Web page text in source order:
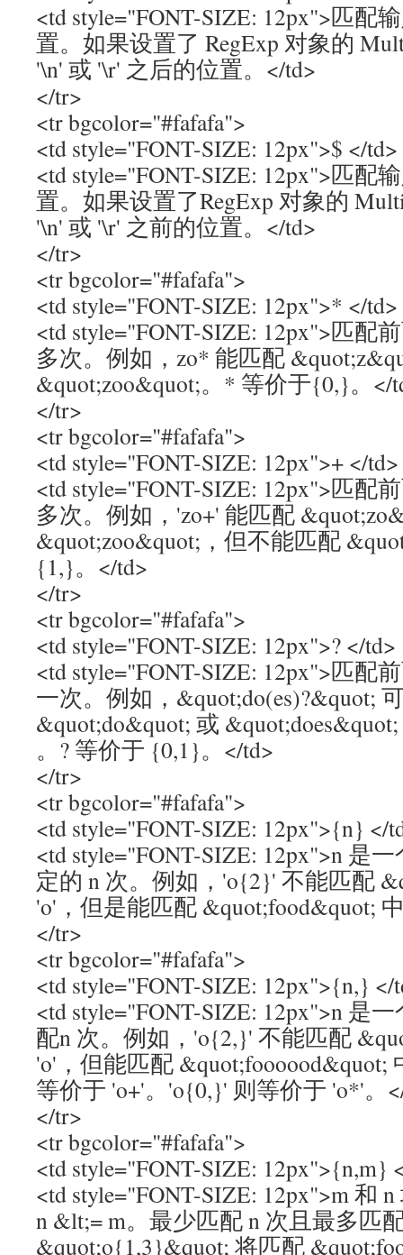
<td style="FONT-SIZE: 12px">匹配
置。如果设置了 RegExp 对象的
'\n' 或 '\r' 之后的位置。</td>
</tr>
<tr bgcolor="#fafafa">
<td style="FONT-SIZE: 12px">$ </td>
<td style="FONT-SIZE: 12px">匹配
置。如果设置了RegExp 对象的
'\n' 或 '\r' 之前的位置。</td>
</tr>
<tr bgcolor="#fafafa">
<td style="FONT-SIZE: 12px">* </td>
<td style="FONT-SIZE: 12px">匹配
多次。例如，zo* 能匹配
&quot;zoo&quot;。* 等价于{0,}。</
</tr>
<tr bgcolor="#fafafa">
<td style="FONT-SIZE: 12px">+ </td>
<td style="FONT-SIZE: 12px">匹配
多次。例如，'zo+' 能匹配
&quot;zoo&quot;，但不能匹配
{1,}。</td>
</tr>
<tr bgcolor="#fafafa">
<td style="FONT-SIZE: 12px">? </td>
<td style="FONT-SIZE: 12px">匹配
一次。例如，&quot;do(es)?&quot;
&quot;do&quot; 或
。? 等价于 {0,1}。</td>
</tr>
<tr bgcolor="#fafafa">
<td style="FONT-SIZE: 12px">{n} </
<td style="FONT-SIZE: 12px">n 是
定的 n 次。例如，'o{2}' 不能匹配
'o'，但是能匹配 &quot;food&quot;
</tr>
<tr bgcolor="#fafafa">
<td style="FONT-SIZE: 12px">{n,} </
<td style="FONT-SIZE: 12px">n 是
配n 次。例如，'o{2,}' 不能匹配
'o'，但能匹配 &quot;foooood&quot;
等价于 'o+'。'o{0,}' 则等价于 'o*'。
</tr>
<tr bgcolor="#fafafa">
<td style="FONT-SIZE: 12px">{n,m}
<td style="FONT-SIZE: 12px">m 和
n &lt;= m。最少匹配 n 次且最多匹
&quot;o{1,3}&quot; 将匹配